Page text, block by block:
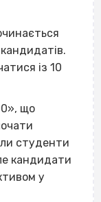
із 10
що
студенти
кандидати
у